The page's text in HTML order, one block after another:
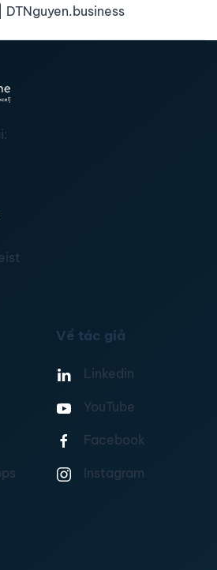
DTNguyen.business
Về tác giả
Linkedin
YouTube
Facebook
Instagram